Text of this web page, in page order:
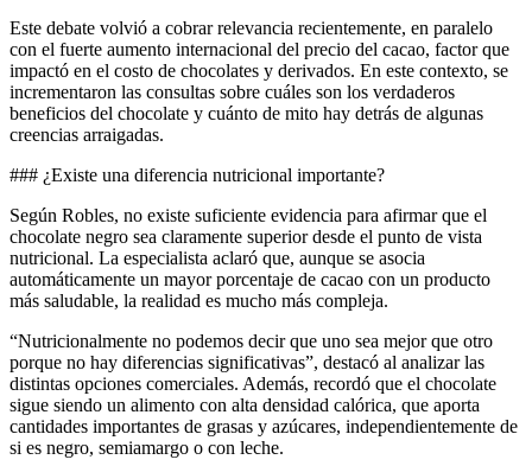
Este debate volvió a cobrar relevancia recientemente, en paralelo
con el fuerte aumento internacional del precio del cacao, factor que
impactó en el costo de chocolates y derivados. En este contexto, se
incrementaron las consultas sobre cuáles son los verdaderos
beneficios del chocolate y cuánto de mito hay detrás de algunas
creencias arraigadas.
### ¿Existe una diferencia nutricional importante?
Según Robles, no existe suficiente evidencia para afirmar que el
chocolate negro sea claramente superior desde el punto de vista
nutricional. La especialista aclaró que, aunque se asocia
automáticamente un mayor porcentaje de cacao con un producto
más saludable, la realidad es mucho más compleja.
“Nutricionalmente no podemos decir que uno sea mejor que otro
porque no hay diferencias significativas”, destacó al analizar las
distintas opciones comerciales. Además, recordó que el chocolate
sigue siendo un alimento con alta densidad calórica, que aporta
cantidades importantes de grasas y azúcares, independientemente de
si es negro, semiamargo o con leche.